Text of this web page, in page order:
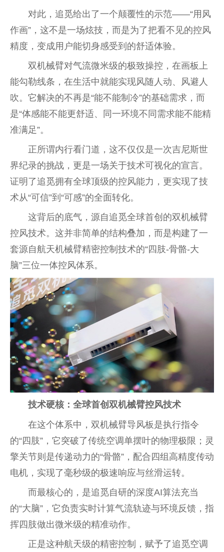
对此，追觅给出了一个颠覆性的示范——“用风
作画”，这不是一场炫技，而是为了把看不见的控风
精度，变成用户能切身感受到的舒适体验。
双机械臂对气流微米级的极致操控，在画板上
能勾勒线条，在生活中就能实现风随人动、风避人
吹。它解决的不再是“能不能制冷”的基础需求，而
是“体感能不能更舒适、同一环境不同需求能不能精
准满足”。
正所谓内行看门道，这不仅仅是一次吉尼斯世
界纪录的挑战，更是一场关于技术可视化的宣言。
证明了追觅拥有全球顶级的控风能力，更实现了技
术从“可信”到“可感”的全面转化。
这背后的底气，源自追觅全球首创的双机械臂
控风技术。这并非简单的结构叠加，而是构建了一
套源自航天机械臂精密控制技术的“四肢-骨骼-大
脑”三位一体控风体系。
技术硬核：全球首创双机械臂控风技术
在这个体系中，双机械臂导风板是执行指令
的“四肢”，它突破了传统空调单摆叶的物理极限；灵
擎关节则是传递动力的“骨骼”，配合四组高精度传动
电机，实现了毫秒级的极速响应与丝滑运转。
而最核心的，是追觅自研的深度AI算法充当
的“大脑”，它负责实时计算气流轨迹与环境反馈，指
挥四肢做出微米级的精准动作。
正是这种航天级的精密控制，赋予了追觅空调